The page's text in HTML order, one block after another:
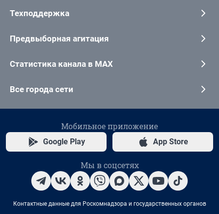
Техподдержка
Предвыборная агитация
Статистика канала в MAX
Все города сети
Мобильное приложение
Google Play App Store
Мы в соцсетях
Контактные данные для Роскомнадзора и государственных органов